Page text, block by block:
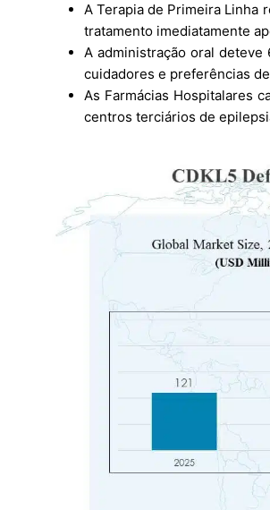
A Terapia de Primeira Linha
tratamento imediatamente
A administração oral deteve
cuidadores e preferências
As Farmácias Hospitalares
centros terciários de